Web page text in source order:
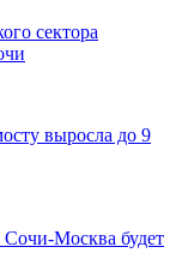
сектора
выросла до 9
Сочи-Москва будет